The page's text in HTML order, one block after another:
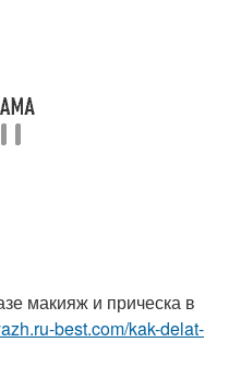
макияж и прическа в
best.com/kak-delat-